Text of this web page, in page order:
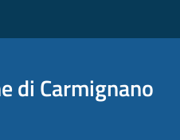
di Carmignano